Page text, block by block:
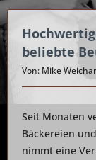
beliebte
Von: Mike
Seit Monaten
Bäckereien
nimmt eine